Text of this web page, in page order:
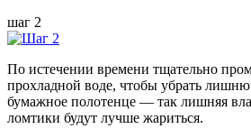
шаг 2
По истечении времени тщательно
прохладной воде, чтобы убрать
бумажное полотенце — так лишняя
ломтики будут лучше жариться.